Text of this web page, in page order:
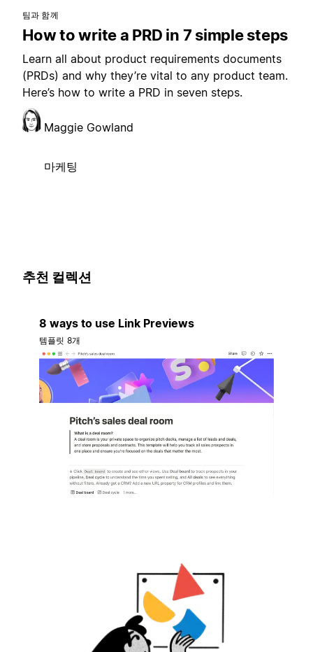
팀과 함께
How to write a PRD in 7 simple steps
Learn all about product requirements documents
(PRDs) and why they’re vital to any product team.
Here’s how to write a PRD in seven steps.
Maggie Gowland
마케팅
추천 컬렉션
8 ways to use Link Previews
템플릿 8개